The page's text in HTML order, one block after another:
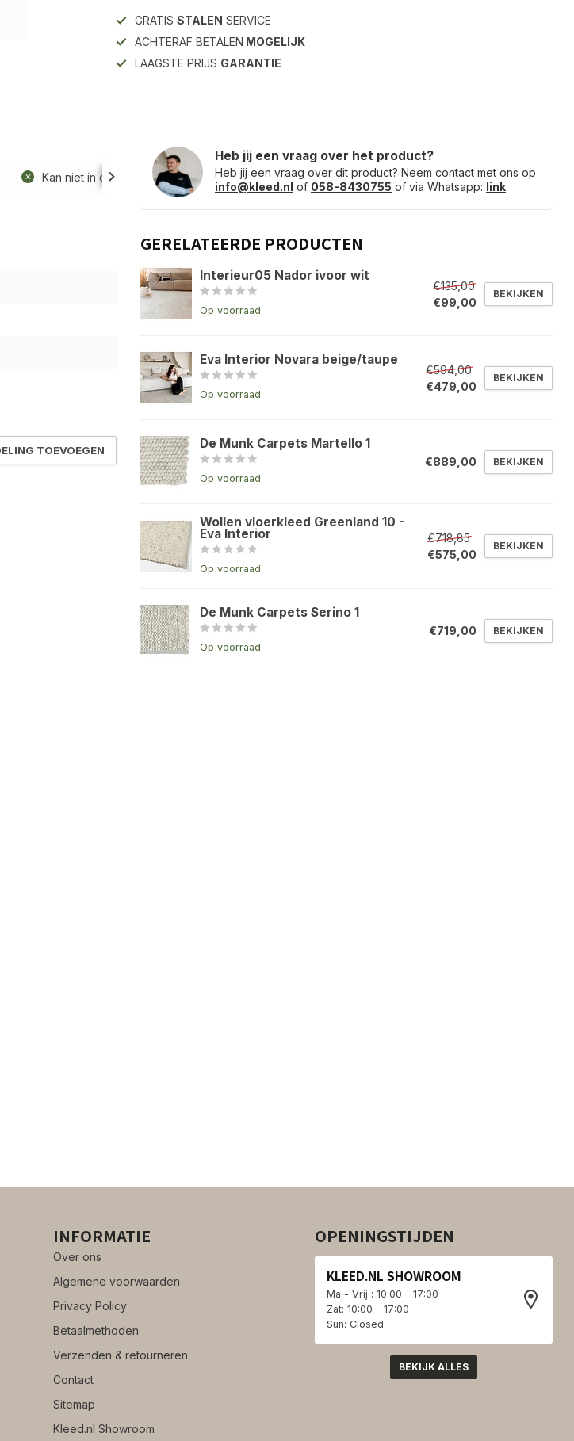
GRATISSTALEN SERVICE
ACHTERAF BETALEN MOGELIJK
LAAGSTE PRIJS GARANTIE
Kan niet in de wasmachine
TOEVOEGEN
Heb jij een vraag over het product?
Heb jij een vraag over dit product? Neem contact met ons op
info@kleed.nl of 058-8430755 of via Whatsapp: link
GERELATEERDE PRODUCTEN
Interieur05 Nador ivoor wit
Op voorraad
€135,00
€99,00
BEKIJKEN
Eva Interior Novara beige/taupe
Op voorraad
€594,00
€479,00
BEKIJKEN
De Munk Carpets Martello 1
Op voorraad
€889,00 BEKIJKEN
Wollen vloerkleed Greenland 10 -
Eva Interior
Op voorraad
€718,85
€575,00
BEKIJKEN
De Munk Carpets Serino 1
Op voorraad
€719,00 BEKIJKEN
INFORMATIE
Over ons
Algemene voorwaarden
Privacy Policy
Betaalmethoden
Verzenden & retourneren
Contact
Sitemap
Kleed.nl Showroom
OPENINGSTIJDEN
KLEED.NL SHOWROOM
Ma - Vrij : 10:00 - 17:00
Zat: 10:00 - 17:00
Sun: Closed
BEKIJK ALLES